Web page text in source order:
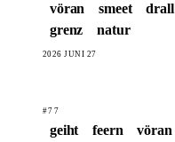
vöran smeet drall
grenz
natur
2026 JUNI 27
#77
geiht feern vöran